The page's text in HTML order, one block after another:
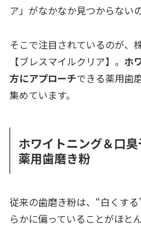
ア」がなかなか見つからない
そこで注目されているのが、
【ブレスマイルクリア】。 ホ
方にアプローチできる薬用歯
集めています。
ホワイトニング＆口
薬用歯磨き粉
従来の歯磨き粉は、“白くす
らかに偏っていることがほと